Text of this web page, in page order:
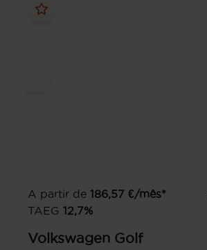
A partir de 186,57 €/mês*
TAEG 12,7%
Volkswagen Golf